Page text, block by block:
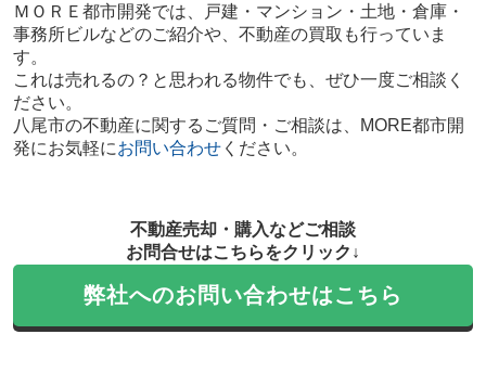
ＭＯＲＥ都市開発では、戸建・マンション・土地・倉庫・
事務所ビルなどのご紹介や、不動産の買取も行っていま
す。
これは売れるの？と思われる物件でも、ぜひ一度ご相談く
ださい。
八尾市の不動産に関するご質問・ご相談は、MORE都市開
発にお気軽にお問い合わせください。
不動産売却・購入などご相談
お問合せはこちらをクリック↓
弊社へのお問い合わせはこちら